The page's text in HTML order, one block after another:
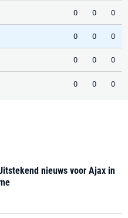
0 0 0
0 0 0
0 0 0
0 0 0
nieuws voor Ajax in